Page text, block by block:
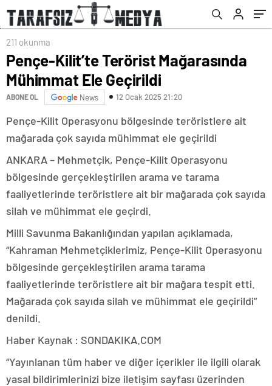
211 okunma
Pençe-Kilit’te Terörist Mağarasında
Mühimmat Ele Geçirildi
ABONE OL News 12 Ocak 2025 21:20
Pençe-Kilit Operasyonu bölgesinde teröristlere ait
mağarada çok sayıda mühimmat ele geçirildi
ANKARA – Mehmetçik, Pençe-Kilit Operasyonu
bölgesinde gerçekleştirilen arama ve tarama
faaliyetlerinde teröristlere ait bir mağarada çok sayıda
silah ve mühimmat ele geçirdi.
Milli Savunma Bakanlığından yapılan açıklamada,
“Kahraman Mehmetçiklerimiz, Pençe-Kilit Operasyonu
bölgesinde gerçekleştirilen arama tarama
faaliyetlerinde teröristlere ait bir mağara tespit etti.
Mağarada çok sayıda silah ve mühimmat ele geçirildi”
denildi.
Haber Kaynak : SONDAKIKA.COM
“Yayınlanan tüm haber ve diğer içerikler ile ilgili olarak
yasal bildirimlerinizi bize iletişim sayfası üzerinden